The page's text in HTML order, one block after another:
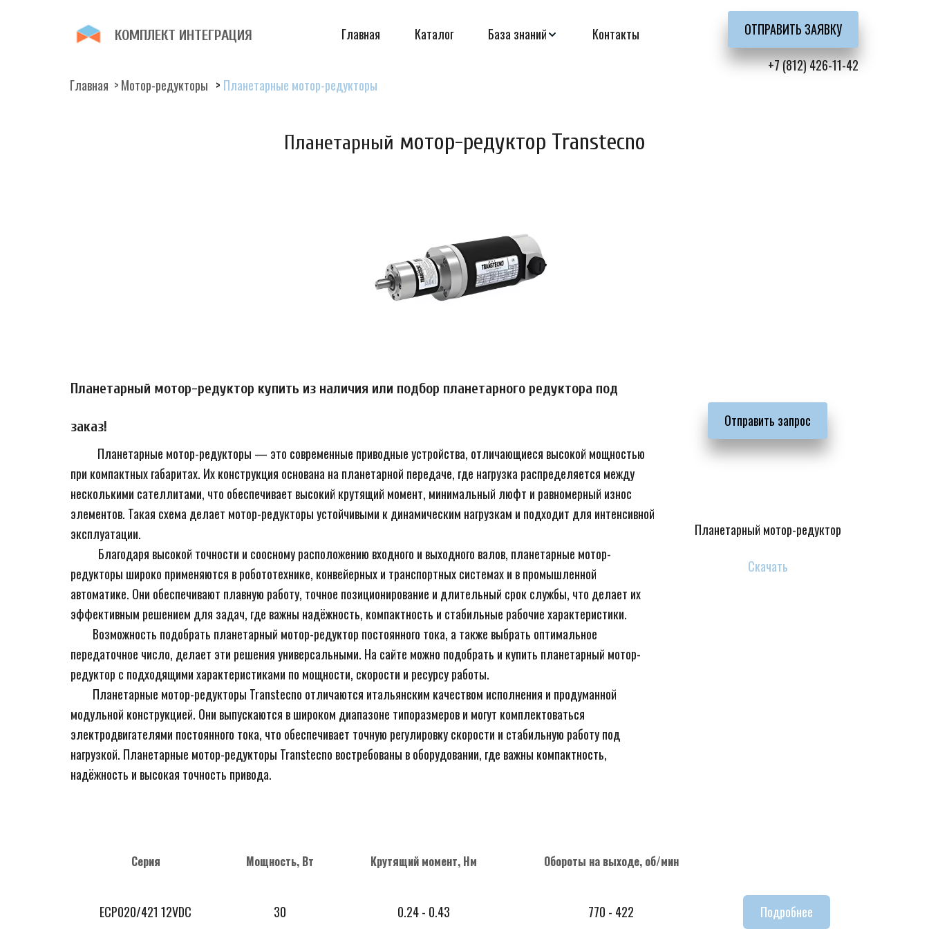
К­­ОМПЛЕКТ И­­НТЕГР­­­­­­АЦИЯ Главная Каталог База знаний Контакты
ОТПРАВИТЬ ЗАЯВКУ
+7 (812) 426-11-42
Главная
  >
Мотор-редукторы
  >
Планетарные мотор-редукторы
Планетарный мотор-редуктор Transtecno
Планетарный мотор-редуктор купить из наличия или подбор планетарного редуктора под
заказ!
Планетарные мотор-редукторы — это современные приводные устройства, отличающиеся высокой мощностью
при компактных габаритах. Их конструкция основана на планетарной передаче, где нагрузка распределяется между
несколькими сателлитами, что обеспечивает высокий крутящий момент, минимальный люфт и равномерный износ
элементов. Такая схема делает мотор-редукторы устойчивыми к динамическим нагрузкам и подходит для интенсивной
эксплуатации.
редукторы широко применяются в робототехнике, конвейерных и транспортных системах и в промышленной
автоматике. Они обеспечивают плавную работу, точное позиционирование и длительный срок службы, что делает их
эффективным решением для задач, где важны надёжность, компактность и стабильные рабочие характеристики.
передаточное число, делает эти решения универсальными. На сайте можно подобрать и купить планетарный мотор-
редуктор с подходящими характеристиками по мощности, скорости и ресурсу работы.
модульной конструкцией. Они выпускаются в широком диапазоне типоразмеров и могут комплектоваться
электродвигателями постоянного тока, что обеспечивает точную регулировку скорости и стабильную работу под
нагрузкой. Планетарные мотор-редукторы Transtecno востребованы в оборудовании, где важны компактность,
надёжность и высокая точность привода.
Отправить запрос
Планетарный мотор-редуктор
Скачать
Серия Мощность, Вт Крутящий момент, Нм Обороты на выходе, об/мин
ECP020/421 12VDC 30 0.24 - 0.43 770 - 422 Подробнее